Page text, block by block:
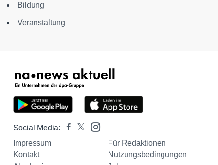
Bildung
Veranstaltung
Social Media:
Impressum
Für Redaktionen
Kontakt
Nutzungsbedingungen